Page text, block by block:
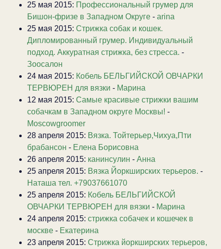
25 мая 2015: Профессиональный грумер для
Бишон-фризе в Западном Округе - arina
25 мая 2015: Стрижка собак и кошек.
Дипломированный грумер. Индивидуальный
подход. Аккуратная стрижка, без стресса. -
Зоосалон
24 мая 2015: Кобель БЕЛЬГИЙСКОЙ ОВЧАРКИ
ТЕРВЮРЕН для вязки - Марина
12 мая 2015: Самые красивые стрижки вашим
собачкам в Западном округе Москвы! -
Moscowgroomer
28 апреля 2015: Вязка. Тойтерьер,Чихуа,Пти
брабансон - Елена Борисовна
26 апреля 2015: канинсулин - Анна
25 апреля 2015: Вязка Йоркширских терьеров. -
Наташа тел. +79037661070
25 апреля 2015: Кобель БЕЛЬГИЙСКОЙ
ОВЧАРКИ ТЕРВЮРЕН для вязки - Марина
24 апреля 2015: стрижка собачек и кошечек в
москве - Екатерина
23 апреля 2015: Стрижка йоркширских терьеров,